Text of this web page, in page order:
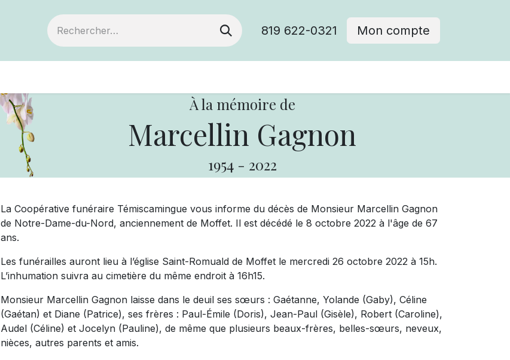
819 622-0321 Mon compte
À la mémoire de
Marcellin Gagnon
1954 - 2022
La Coopérative funéraire Témiscamingue vous informe du décès de Monsieur Marcellin Gagnon
de Notre-Dame-du-Nord, anciennement de Moffet. Il est décédé le 8 octobre 2022 à l'âge de 67
ans.
Les funérailles auront lieu à l’église Saint-Romuald de Moffet le mercredi 26 octobre 2022 à 15h.
L’inhumation suivra au cimetière du même endroit à 16h15.
Monsieur Marcellin Gagnon laisse dans le deuil ses sœurs : Gaétanne, Yolande (Gaby), Céline
(Gaétan) et Diane (Patrice), ses frères : Paul-Émile (Doris), Jean-Paul (Gisèle), Robert (Caroline),
Audel (Céline) et Jocelyn (Pauline), de même que plusieurs beaux-frères, belles-sœurs, neveux,
nièces, autres parents et amis.